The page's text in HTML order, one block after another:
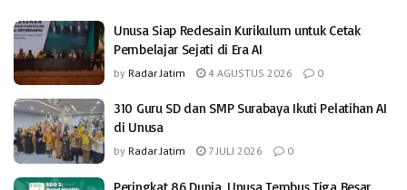
Unusa Siap Redesain Kurikulum untuk Cetak
Pembelajar Sejati di Era AI
by Radar Jatim 4 AGUSTUS 2026 0
310 Guru SD dan SMP Surabaya Ikuti Pelatihan AI
di Unusa
by Radar Jatim 7 JULI 2026 0